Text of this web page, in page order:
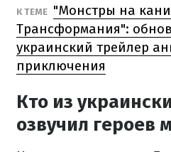
К ТЕМЕ "Монстры на
Трансформания":
украинский трейлер
приключения
Кто из
озвучил героев